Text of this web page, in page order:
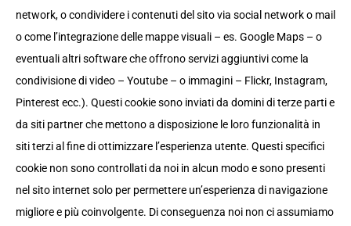
network, o condividere i contenuti del sito via social network o mail
o come l’integrazione delle mappe visuali – es. Google Maps – o
eventuali altri software che offrono servizi aggiuntivi come la
condivisione di video – Youtube – o immagini – Flickr, Instagram,
Pinterest ecc.). Questi cookie sono inviati da domini di terze parti e
da siti partner che mettono a disposizione le loro funzionalità in
siti terzi al fine di ottimizzare l’esperienza utente. Questi specifici
cookie non sono controllati da noi in alcun modo e sono presenti
nel sito internet solo per permettere un’esperienza di navigazione
migliore e più coinvolgente. Di conseguenza noi non ci assumiamo